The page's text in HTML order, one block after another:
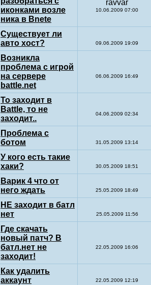
иконками возле
ника в Bnete
ravvar
10.06.2009 07:00
Существует ли
авто хост?
09.06.2009 19:09
Возникла
проблема с игрой
на сервере
battle.net
06.06.2009 16:49
То заходит в
Battle, то не
заходит..
04.06.2009 02:34
Проблема с
ботом
31.05.2009 13:14
У кого есть такие
хаки?
30.05.2009 18:51
Варик 4 что от
него ждать
25.05.2009 18:49
НЕ заходит в батл
нет
25.05.2009 11:56
Где скачать
новый патч? В
батл.нет не
заходит!
22.05.2009 16:06
Как удалить
аккаунт
22.05.2009 12:19